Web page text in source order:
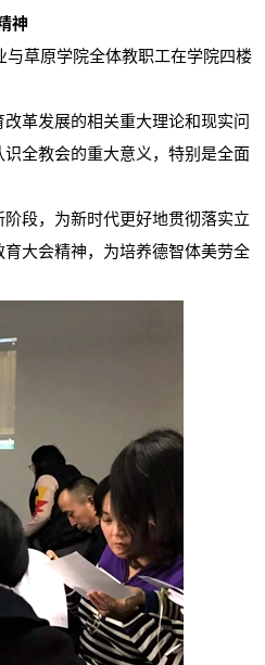
神
草原学院全体教职工在学院四楼
革发展的相关重大理论和现实问
全教会的重大意义，特别是全面
段，为新时代更好地贯彻落实立
大会精神，为培养德智体美劳全